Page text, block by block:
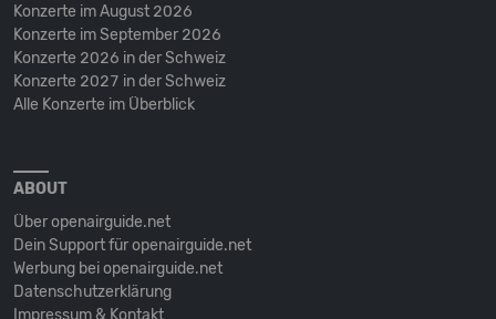
Konzerte im August 2026
Konzerte im September 2026
Konzerte 2026 in der Schweiz
Konzerte 2027 in der Schweiz
Alle Konzerte im Überblick
ABOUT
Über openairguide.net
Dein Support für openairguide.net
Werbung bei openairguide.net
Datenschutz­erklärung